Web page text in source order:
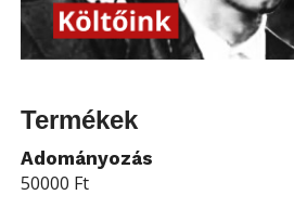
Termékek
Adományozás
50000 Ft